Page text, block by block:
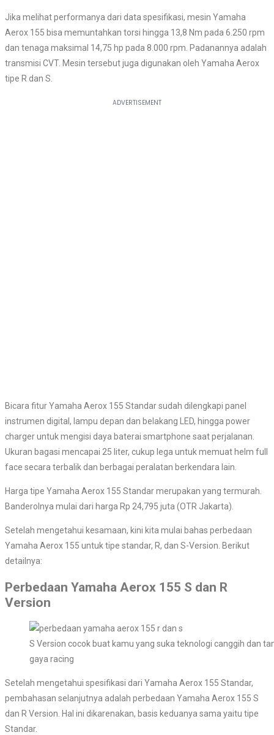
Jika melihat performanya dari data spesifikasi, mesin Yamaha
Aerox 155 bisa memuntahkan torsi hingga 13,8 Nm pada 6.250 rpm
dan tenaga maksimal 14,75 hp pada 8.000 rpm. Padanannya adalah
transmisi CVT. Mesin tersebut juga digunakan oleh Yamaha Aerox
tipe R dan S.
Bicara fitur Yamaha Aerox 155 Standar sudah dilengkapi panel
instrumen digital, lampu depan dan belakang LED, hingga power
charger untuk mengisi daya baterai smartphone saat perjalanan.
Ukuran bagasi mencapai 25 liter, cukup lega untuk memuat helm full
face secara terbalik dan berbagai peralatan berkendara lain.
Harga tipe Yamaha Aerox 155 Standar merupakan yang termurah.
Banderolnya mulai dari harga Rp 24,795 juta (OTR Jakarta).
Setelah mengetahui kesamaan, kini kita mulai bahas perbedaan
Yamaha Aerox 155 untuk tipe standar, R, dan S-Version. Berikut
detailnya:
Perbedaan Yamaha Aerox 155 S dan R
Version
S Version cocok buat kamu yang suka teknologi canggih dan
gaya racing
Setelah mengetahui spesifikasi dari Yamaha Aerox 155 Standar,
pembahasan selanjutnya adalah perbedaan Yamaha Aerox 155 S
dan R Version. Hal ini dikarenakan, basis keduanya sama yaitu tipe
Standar.